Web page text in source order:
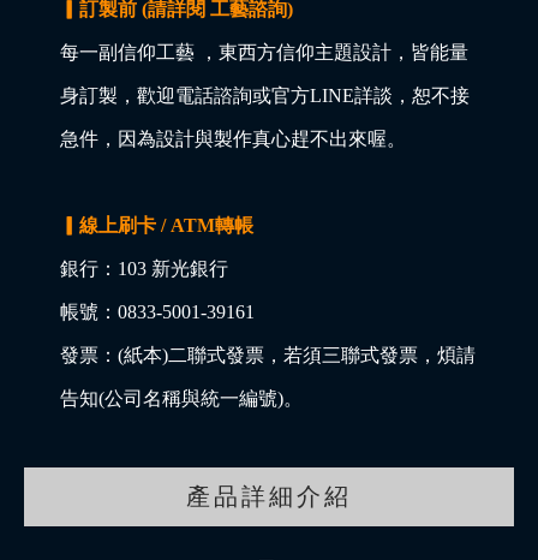
▎訂製前 (請詳閱 工藝諮詢)
每一副信仰工藝 ，東西方信仰主題設計，皆能量
身訂製，歡迎電話諮詢或官方LINE詳談，恕不接
急件，因為設計與製作真心趕不出來喔。
▎線上刷卡 / ATM轉帳
銀行：103 新光銀行
帳號：0833-5001-39161
發票：(紙本)二聯式發票，若須三聯式發票，煩請
告知(公司名稱與統一編號)。
產品詳細介紹